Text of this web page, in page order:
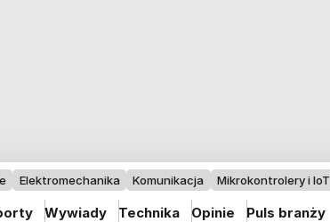
Elektromechanika Komunikacja Mikrokontrolery i IoT
Wywiady Technika Opinie Puls branży